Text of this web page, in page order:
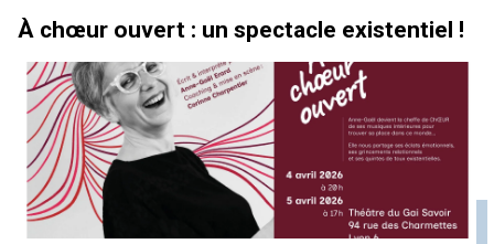
À chœur ouvert : un spectacle existentiel !